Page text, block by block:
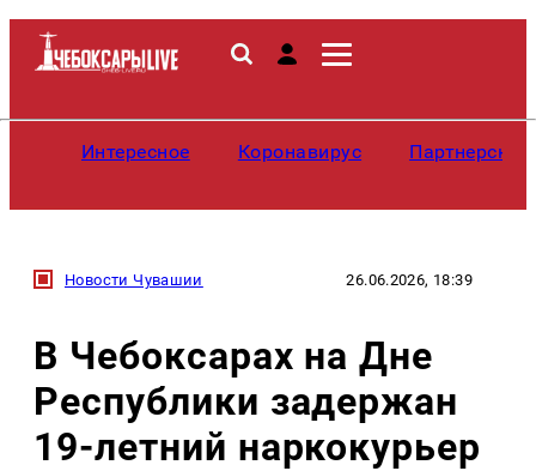
Интересное Коронавирус
Новости Чувашии 26.06.2026, 18:39
В Чебоксарах на Дне
Республики задержан
19-летний наркокурьер